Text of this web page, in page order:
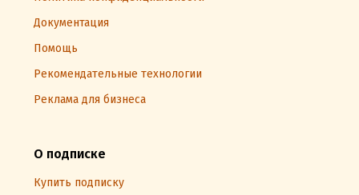
Документация
Помощь
Рекомендательные технологии
Реклама для бизнеса
О подписке
Купить подписку